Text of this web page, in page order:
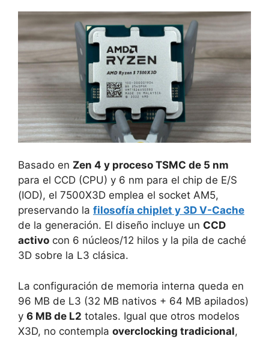
Basado en Zen 4 y proceso TSMC de 5 nm
para el CCD (CPU) y 6 nm para el chip de E/S
(IOD), el 7500X3D emplea el socket AM5,
preservando la filosofía chiplet y 3D V-Cache
de la generación. El diseño incluye un CCD
activo con 6 núcleos/12 hilos y la pila de caché
3D sobre la L3 clásica.
La configuración de memoria interna queda en
96 MB de L3 (32 MB nativos + 64 MB apilados)
y 6 MB de L2 totales. Igual que otros modelos
X3D, no contempla overclocking tradicional,